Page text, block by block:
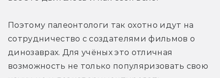
Поэтому палеонтологи так охотно идут на
сотрудничество с создателями фильмов о
динозаврах. Для учёных это отличная
возможность не только популяризовать свою